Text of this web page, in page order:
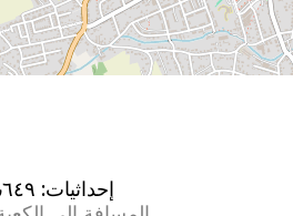
إحداثيات: